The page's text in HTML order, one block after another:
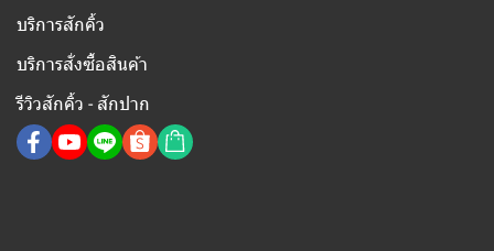
บริการสักคิ้ว
บริการสั่งซื้อสินค้า
รีวิวสักคิ้ว - สักปาก